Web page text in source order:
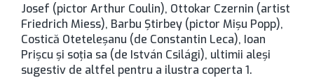
Josef (pictor Arthur Coulin), Ottokar Czernin (artist
Friedrich Miess), Barbu Știrbey (pictor Mişu Popp),
Costică Oteteleșanu (de Constantin Leca), Ioan
Prișcu și soția sa (de István Csilági), ultimii aleşi
sugestiv de altfel pentru a ilustra coperta 1.